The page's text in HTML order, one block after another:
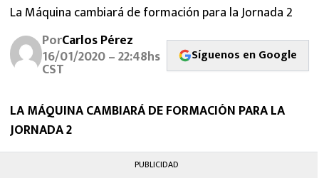
ATLANTE
SELECCIÓN MEXICANA
FUTBOL INTERNACIONAL
MEXICANOS EN EL EXTRANJERO
La Máquina cambiará de formación para la Jornada 2
PorCarlos Pérez
16/01/2020 – 22:48hs
CST
Síguenos en Google
LA MÁQUINA CAMBIARÁ DE FORMACIÓN PARA LA
JORNADA 2
PUBLICIDAD